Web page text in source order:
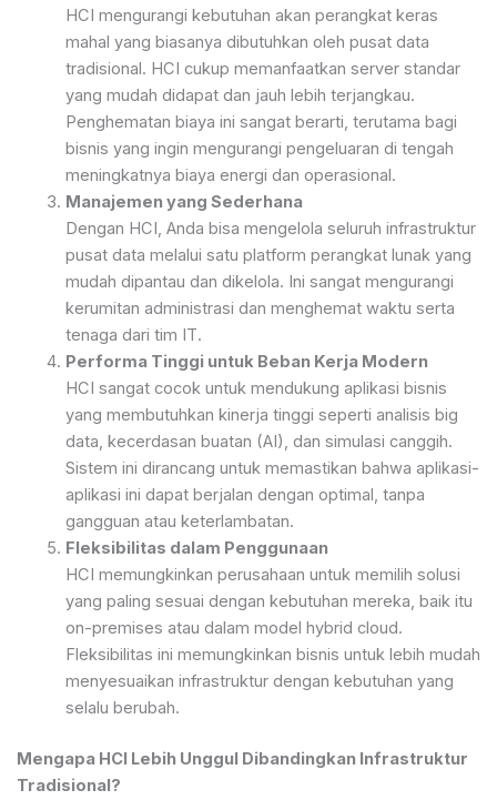
HCI mengurangi kebutuhan akan perangkat keras
mahal yang biasanya dibutuhkan oleh pusat data
tradisional. HCI cukup memanfaatkan server standar
yang mudah didapat dan jauh lebih terjangkau.
Penghematan biaya ini sangat berarti, terutama bagi
bisnis yang ingin mengurangi pengeluaran di tengah
meningkatnya biaya energi dan operasional.
Manajemen yang Sederhana
Dengan HCI, Anda bisa mengelola seluruh infrastruktur
pusat data melalui satu platform perangkat lunak yang
mudah dipantau dan dikelola. Ini sangat mengurangi
kerumitan administrasi dan menghemat waktu serta
tenaga dari tim IT.
Performa Tinggi untuk Beban Kerja Modern
HCI sangat cocok untuk mendukung aplikasi bisnis
yang membutuhkan kinerja tinggi seperti analisis big
data, kecerdasan buatan (AI), dan simulasi canggih.
Sistem ini dirancang untuk memastikan bahwa aplikasi-
aplikasi ini dapat berjalan dengan optimal, tanpa
gangguan atau keterlambatan.
Fleksibilitas dalam Penggunaan
HCI memungkinkan perusahaan untuk memilih solusi
yang paling sesuai dengan kebutuhan mereka, baik itu
on-premises atau dalam model hybrid cloud.
Fleksibilitas ini memungkinkan bisnis untuk lebih mudah
menyesuaikan infrastruktur dengan kebutuhan yang
selalu berubah.
Mengapa HCI Lebih Unggul Dibandingkan Infrastruktur
Tradisional?